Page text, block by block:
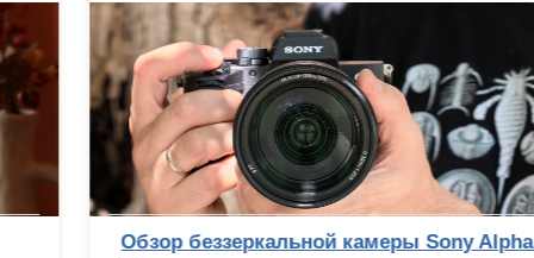
Обзор беззеркальной камеры Sony Alpha 7